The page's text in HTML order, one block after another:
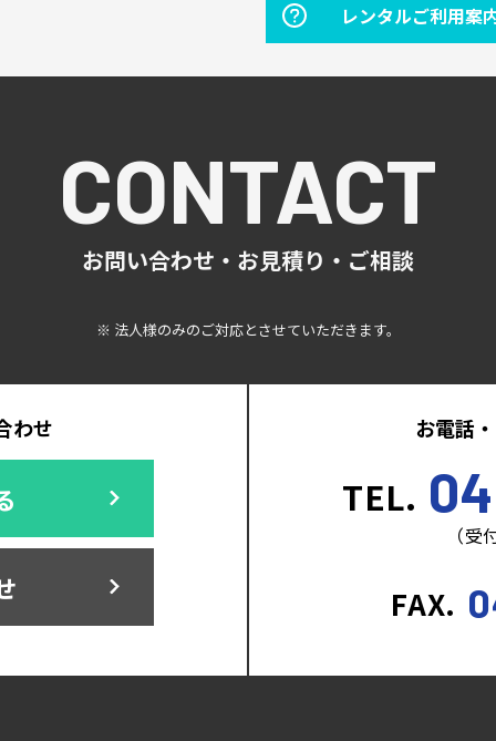
レンタルご利用案
CONTACT
お問い合わせ・お見積り・ご相談
※ 法人様のみのご対応とさせていただきます。
わせ お電話
TEL.
（
FAX.